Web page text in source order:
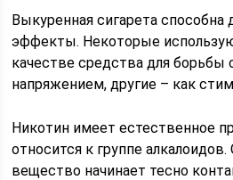
Выкуренная сигарета способна
эффекты. Некоторые
качестве средства для
напряжением, другие – как
Никотин имеет естественное
относится к группе
вещество начинает тесно